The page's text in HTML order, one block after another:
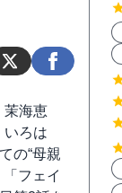
茉海恵
いろは
の“母親
フェイ